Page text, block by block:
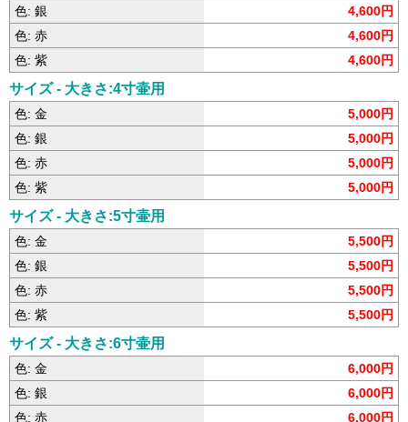
色: 銀
4,600円
色: 赤
4,600円
色: 紫
4,600円
サイズ - 大きさ:4寸壷用
色: 金
5,000円
色: 銀
5,000円
色: 赤
5,000円
色: 紫
5,000円
サイズ - 大きさ:5寸壷用
色: 金
5,500円
色: 銀
5,500円
色: 赤
5,500円
色: 紫
5,500円
サイズ - 大きさ:6寸壷用
色: 金
6,000円
色: 銀
6,000円
色: 赤
6,000円